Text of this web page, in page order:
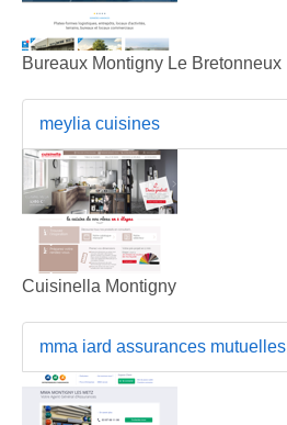
Bureaux Montigny Le Bretonneux
meylia cuisines
Cuisinella Montigny
mma iard assurances mutuelles